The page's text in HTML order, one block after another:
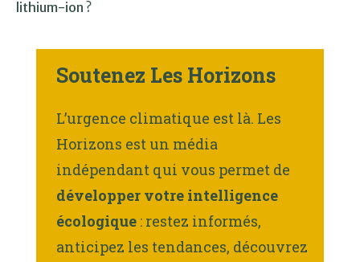
lithium-ion ?
Soutenez Les Horizons
L’urgence climatique est là. Les
Horizons est un média
indépendant qui vous permet de
développer votre intelligence
écologique : restez informés,
anticipez les tendances, découvrez